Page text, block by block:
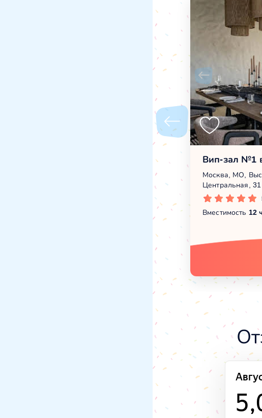
Вип-зал №1
Москва, МО,
Центральная, 31
Вместимость 12